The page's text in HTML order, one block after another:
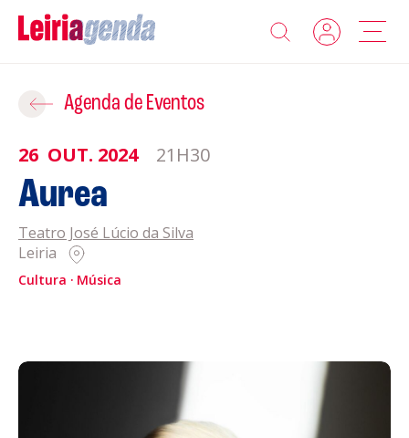
Agenda
Sobre a Leiriagenda
Promotores
Clubes Desportivos
Agenda de Eventos
26 OUT. 2024 21H30
Aurea
Teatro José Lúcio da Silva
Leiria
Cultura Música
Adicionar ao Roteiro
ROTEIROS EXISTENTES
CRIAR NOVO